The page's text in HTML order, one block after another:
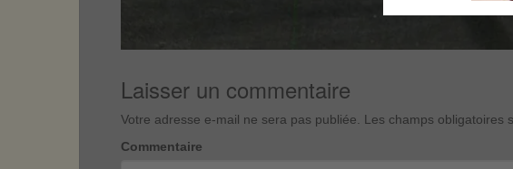
Laisser un commentaire
Votre adresse e-mail ne sera pas publiée. Les champs obligatoires
Commentaire